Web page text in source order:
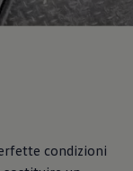
condizioni